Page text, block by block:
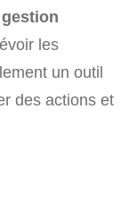
les
un outil
des actions et